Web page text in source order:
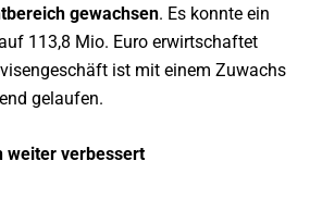
gewachsen. Es konnte ein
113,8 Mio. Euro erwirtschaftet
ist mit einem Zuwachs
gelaufen.
weiter verbessert